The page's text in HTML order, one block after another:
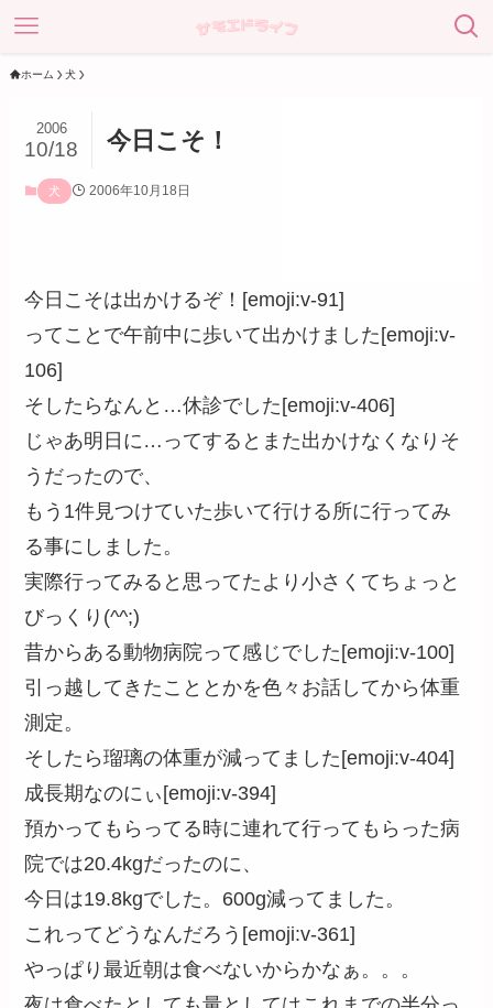
ホーム 犬
今日こそ！
2006
10/18
犬 2006年10月18日
今日こそは出かけるぞ！[emoji:v-91]
ってことで午前中に歩いて出かけました[emoji:v-
106]
そしたらなんと…休診でした[emoji:v-406]
じゃあ明日に…ってするとまた出かけなくなりそ
うだったので、
もう1件見つけていた歩いて行ける所に行ってみ
る事にしました。
実際行ってみると思ってたより小さくてちょっと
びっくり(^^;)
昔からある動物病院って感じでした[emoji:v-100]
引っ越してきたこととかを色々お話してから体重
測定。
そしたら瑠璃の体重が減ってました[emoji:v-404]
成長期なのにぃ[emoji:v-394]
預かってもらってる時に連れて行ってもらった病
院では20.4kgだったのに、
今日は19.8kgでした。600g減ってました。
これってどうなんだろう[emoji:v-361]
やっぱり最近朝は食べないからかなぁ。。。